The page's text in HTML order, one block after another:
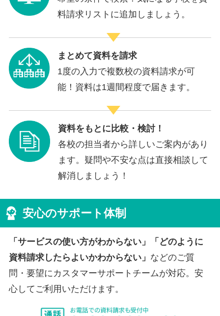
料請求リストに追加しましょう。
まとめて資料を請求
1度の入力で複数校の資料請求が可
能！資料は1週間程度で届きます。
資料をもとに比較・検討！
各校の担当者から詳しいご案内があり
ます。疑問や不安な点は直接相談して
解消しましょう！
安心のサポート体制
「サービスの使い方がわからない」「どのように
資料請求したらよいかわからない」 などのご質
問・要望にカスタマーサポートチームが対応。安
心してご利用いただけます。